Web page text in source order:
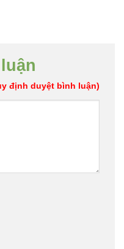
định duyệt bình luận)